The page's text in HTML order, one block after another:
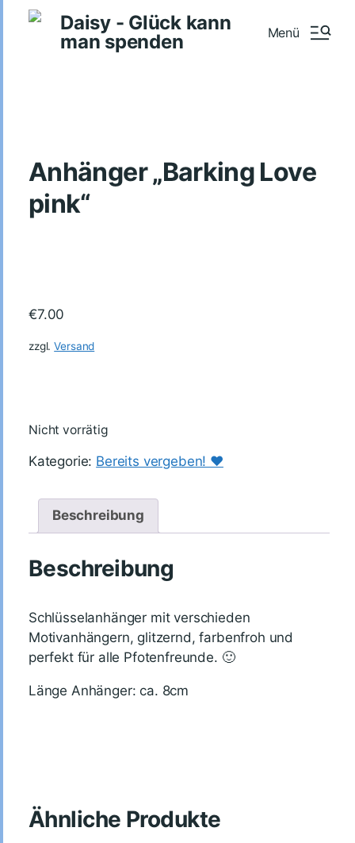
Daisy - Glück kann
man spenden
Menü
Anhänger „Barking Love
pink“
€7.00
zzgl.Versand
Nicht vorrätig
Kategorie: Bereits vergeben! ♥️
Beschreibung
Beschreibung
Schlüsselanhänger mit verschieden
Motivanhängern, glitzernd, farbenfroh und
perfekt für alle Pfotenfreunde. 🙂
Länge Anhänger: ca. 8cm
Ähnliche Produkte